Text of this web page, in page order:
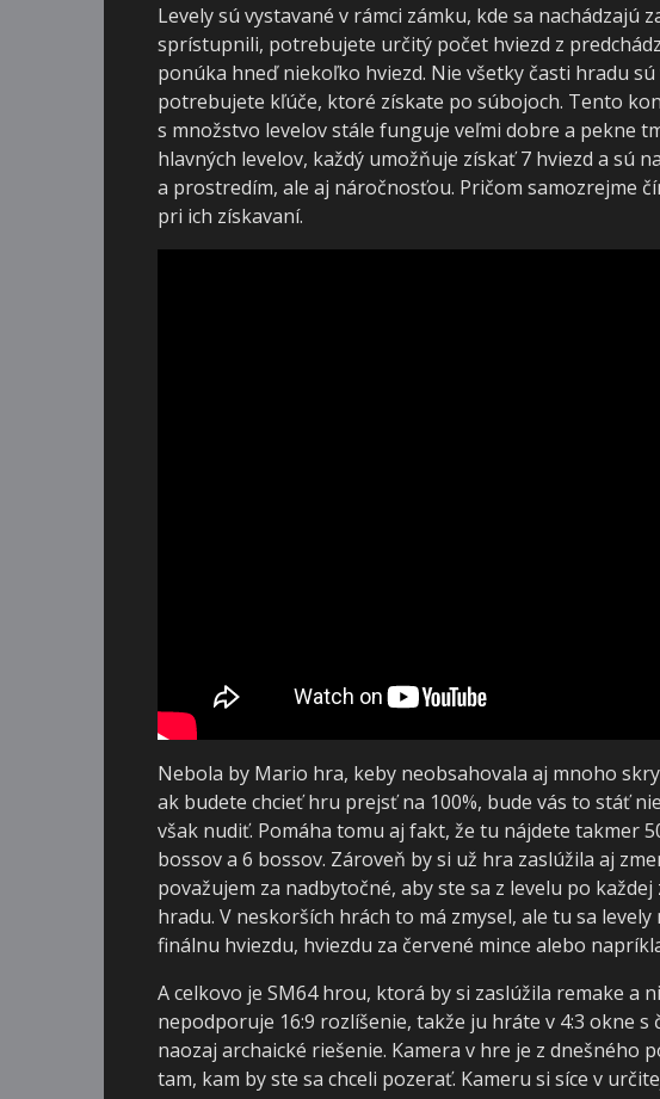
Levely sú vystavané v rámci zámku, kde sa nachádzajú
sprístupnili, potrebujete určitý počet hviezd z
ponúka hneď niekoľko hviezd. Nie všetky časti hradu
potrebujete kľúče, ktoré získate po súbojoch. Tento
s množstvo levelov stále funguje veľmi dobre a pekne
hlavných levelov, každý umožňuje získať 7 hviezd a sú
a prostredím, ale aj náročnosťou. Pričom samozrejme
pri ich získavaní.
Nebola by Mario hra, keby neobsahovala aj mnoho
ak budete chcieť hru prejsť na 100%, bude vás to stáť
však nudiť. Pomáha tomu aj fakt, že tu nájdete takmer
bossov a 6 bossov. Zároveň by si už hra zaslúžila aj
považujem za nadbytočné, aby ste sa z levelu po
hradu. V neskorších hrách to má zmysel, ale tu sa
finálnu hviezdu, hviezdu za červené mince alebo
A celkovo je SM64 hrou, ktorá by si zaslúžila remake a
nepodporuje 16:9 rozlíšenie, takže ju hráte v 4:3 okne
naozaj archaické riešenie. Kamera v hre je z dnešného
tam, kam by ste sa chceli pozerať. Kameru si síce v